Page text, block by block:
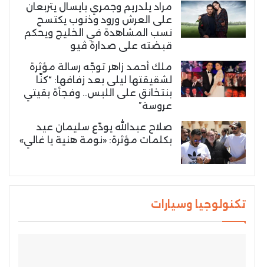
مراد يلدريم وجمري بايسال يتربعان
على العرش ورود وذنوب يكتسح
نسب المشاهدة في الخليج ويحكم
قبضته على صدارة ڤيو
ملك أحمد زاهر توجّه رسالة مؤثرة
لشقيقتها ليلى بعد زفافها: “كنّا
بنتخانق على اللبس.. وفجأة بقيتي
عروسة”
صلاح عبدالله يودّع سليمان عيد
بكلمات مؤثرة: «نومة هنية يا غالي»
تكنولوجيا وسيارات